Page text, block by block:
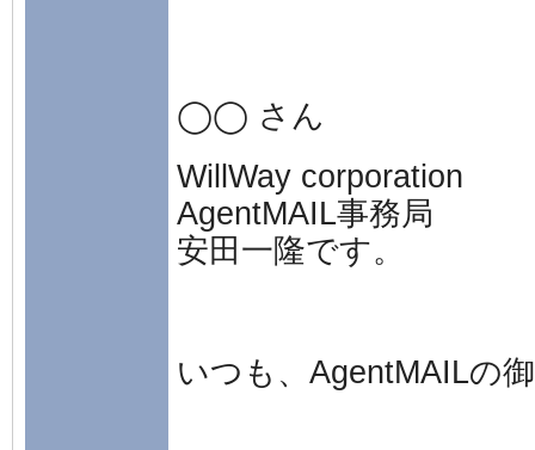
◯◯ さん
WillWay corporation
AgentMAIL事務局
安田一隆です。
いつも、AgentMAILの